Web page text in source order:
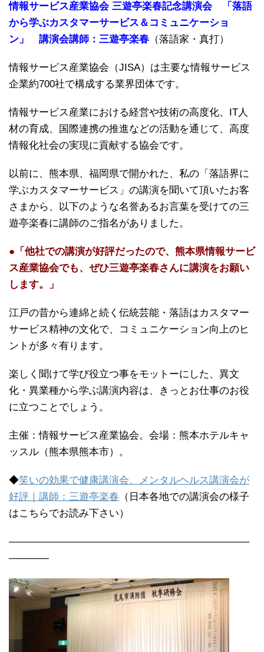
情報サービス産業協会 三遊亭楽春記念講演会 「落語
から学ぶカスタマーサービス＆コミュニケーショ
ン」 講演会講師：三遊亭楽春 （落語家・真打）
情報サービス産業協会（JISA）は主要な情報サービス
企業約700社で構成する業界団体です。
情報サービス産業における経営や技術の高度化、IT人
材の育成、国際連携の推進などの活動を通じて、高度
情報化社会の実現に貢献する協会です。
以前に、熊本県、福岡県で開かれた、私の「落語界に
学ぶカスタマーサービス」の講演を聞いて頂いたお客
さまから、以下のような名誉あるお言葉を受けての三
遊亭楽春に講師のご指名がありました。
●「他社での講演が好評だったので、熊本県情報サービ
ス産業協会でも、ぜひ三遊亭楽春さんに講演をお願い
します。」
江戸の昔から連綿と続く伝統芸能・落語はカスタマー
サービス精神の文化で、コミュニケーション向上のヒ
ントが多々有ります。
楽しく聞けて学び役立つ事をモットーにした、異文
化・異業種から学ぶ講演内容は、きっとお仕事のお役
に立つことでしょう。
主催：情報サービス産業協会。会場：熊本ホテルキャ
ッスル（熊本県熊本市）。
◆笑いの効果で健康講演会、メンタルヘルス講演会が
好評｜講師：三遊亭楽春 （日本各地での講演会の様子
はこちらでお読み下さい）
————————————————————————
————